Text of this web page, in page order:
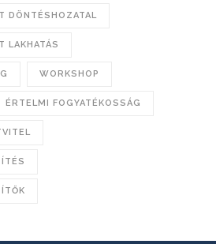
DÖNTÉSHOZATAL
LAKHATÁS
WORKSHOP
ÉRTELMI FOGYATÉKOSSÁG